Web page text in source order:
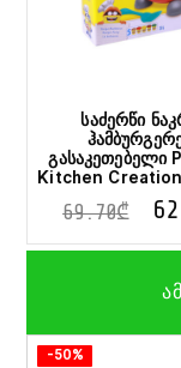
საძერწი
გასაკეთებელი
Kitchen
69.70₾
-50%